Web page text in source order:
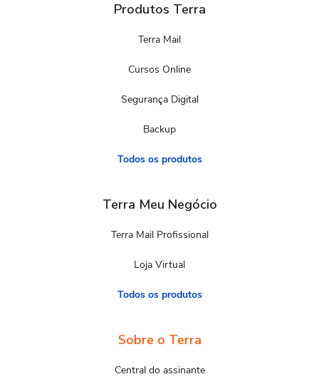
Produtos Terra
Terra Mail
Cursos Online
Segurança Digital
Backup
Todos os produtos
Terra Meu Negócio
Terra Mail Profissional
Loja Virtual
Todos os produtos
Sobre o Terra
Central do assinante